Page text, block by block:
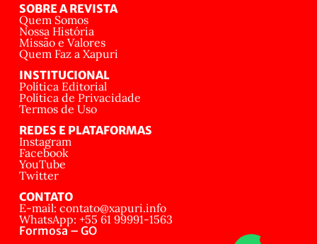
SOBRE A REVISTA
Quem Somos
Nossa História
Missão e Valores
Quem Faz a Xapuri
INSTITUCIONAL
Política Editorial
Política de Privacidade
Termos de Uso
REDES E PLATAFORMAS
Instagram
Facebook
YouTube
Twitter
CONTATO
E-mail: contato@xapuri.info
WhatsApp: +55 61 99991-1563
Formosa – GO